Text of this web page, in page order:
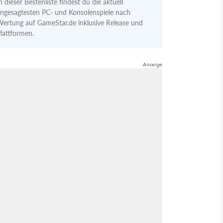
PC- und Konsolenspiele nach
auf GameStar.de inklusive Release und